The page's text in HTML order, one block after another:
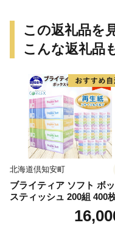
この返礼品を
こんな返礼品
北海道倶知安町
ブライティア ソフト ボ
スティッシュ 200組 400
箱 日本製 まとめ買い ティ
シュ リサイクル 長持 防